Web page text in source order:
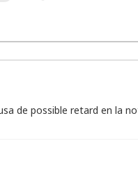
de possible retard en la